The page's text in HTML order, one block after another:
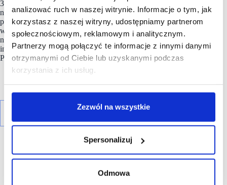
analizować ruch w naszej witrynie. Informacje o tym, jak
korzystasz z naszej witryny, udostępniamy partnerom
społecznościowym, reklamowym i analitycznym.
Partnerzy mogą połączyć te informacje z innymi danymi
otrzymanymi od Ciebie lub uzyskanymi podczas
korzystania z ich usług.
Zezwól na wszystkie
Spersonalizuj
Odmowa
3 mln m2 i każdego roku dystrybuuje produkty
na 3 kontynenty. LPP pełni też ważną rolę, tworząc miejsca
pracy dla blisko 63 tys. osób w biurach i strukturach sprzedaży
w Polsce, krajach Europy, Azji i Afryki. Spółka jest notowana
na warszawskiej Giełdzie Papierów Wartościowych w ramach
indeksu WIG20 oraz należy do prestiżowego indeksu MSCI
Poland.